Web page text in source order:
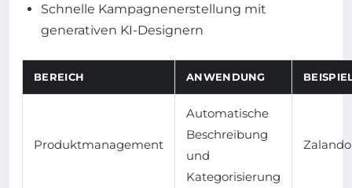
Schnelle Kampagnenerstellung mit
generativen KI-Designern
BEREICH ANWENDUNG
Produktmanagement
Automatische
Beschreibung
und
Kategorisierung